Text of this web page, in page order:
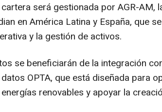
será gestionada por AGR-AM,
en América Latina y España, que
y la gestión de activos.
se beneficiarán de la integración
OPTA, que está diseñada para
renovables y apoyar la